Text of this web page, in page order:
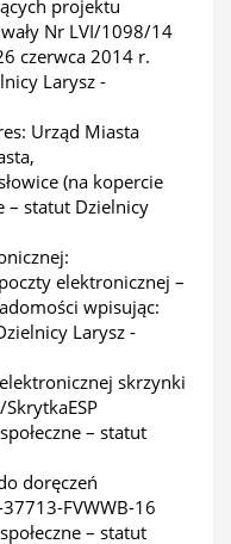
projektu
Nr LVI/1098/14
czerwca 2014 r.
Larysz -
Urząd Miasta
(na kopercie
– statut Dzielnicy
elektronicznej –
wpisując:
Larysz -
skrzynki
– statut
doręczeń
FVWWB-16
– statut